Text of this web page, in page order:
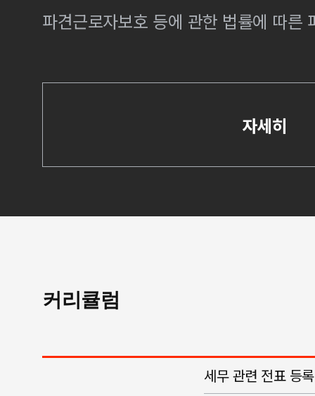
파견근로자보호 등에 관한 법률에 따른
자세히
커리큘럼
세무 관련 전표 등록